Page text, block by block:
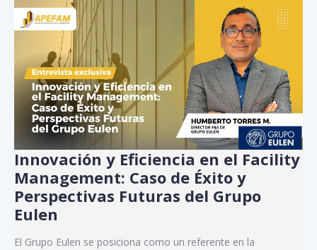
Innovación y Eficiencia en el Facility
Management: Caso de Éxito y
Perspectivas Futuras del Grupo
Eulen
El Grupo Eulen se posiciona como un referente en la